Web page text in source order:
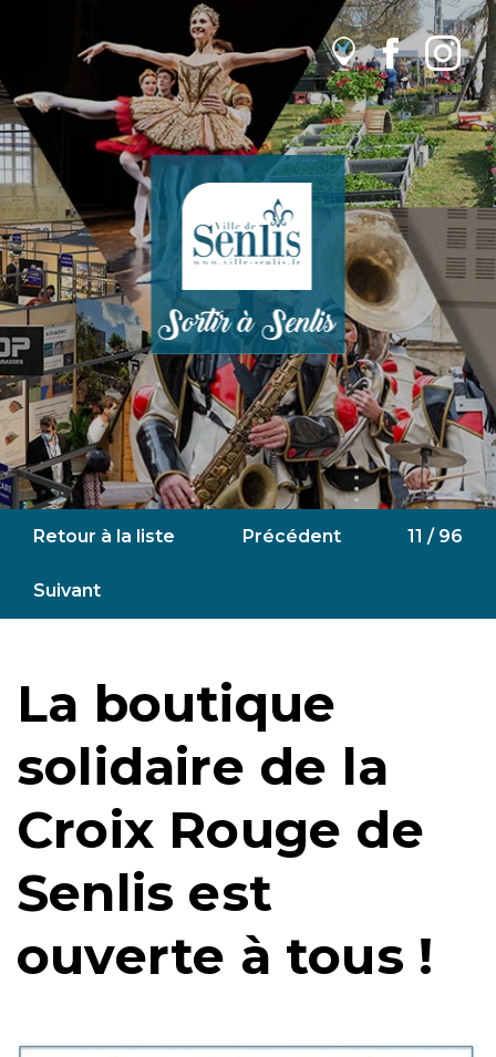
Retour à la liste Précédent 11 / 96
Suivant
La boutique
solidaire de la
Croix Rouge de
Senlis est
ouverte à tous !